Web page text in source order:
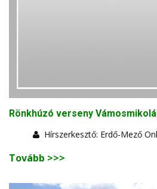
Rönkhúzó verseny
Hírszerkesztő: Erdő-Mező
Tovább >>>